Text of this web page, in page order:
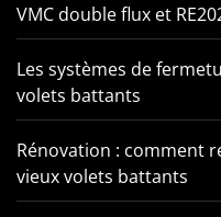
VMC double flux et
Les systèmes de
volets battants
Rénovation : comment
vieux volets battants